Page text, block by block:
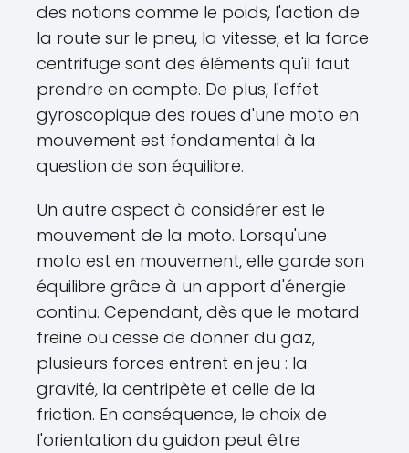
des notions comme le poids, l'action de
la route sur le pneu, la vitesse, et la force
centrifuge sont des éléments qu'il faut
prendre en compte. De plus, l'effet
gyroscopique des roues d'une moto en
mouvement est fondamental à la
question de son équilibre.
Un autre aspect à considérer est le
mouvement de la moto. Lorsqu'une
moto est en mouvement, elle garde son
équilibre grâce à un apport d'énergie
continu. Cependant, dès que le motard
freine ou cesse de donner du gaz,
plusieurs forces entrent en jeu : la
gravité, la centripète et celle de la
friction. En conséquence, le choix de
l'orientation du guidon peut être